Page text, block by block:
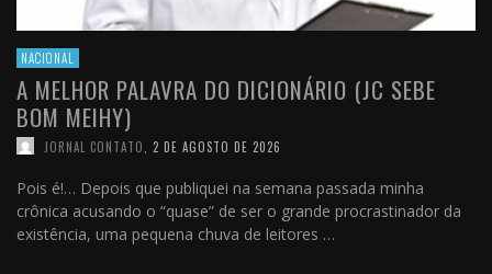
NACIONAL
A MELHOR PALAVRA DO DICIONÁRIO (JC SEBE
BOM MEIHY)
JORNAL CONTATO 2 DE AGOSTO DE 2026
Pois é!… Depois que publiquei na semana passada minha
crônica acusando o “quase” de ser o grande procrastinador da
existência, uma pequena chuva de leitores …